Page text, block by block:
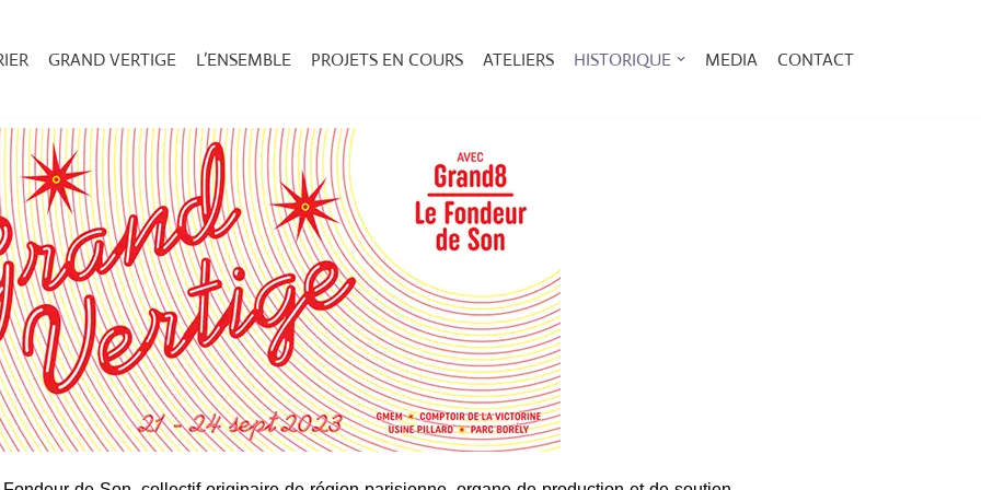
GRAND VERTIGE L’ENSEMBLE PROJETS EN COURS ATELIERS HISTORIQUE MEDIA CONTACT